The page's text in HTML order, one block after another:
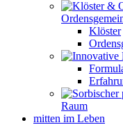
Klöster
Raum
mitten im Leben